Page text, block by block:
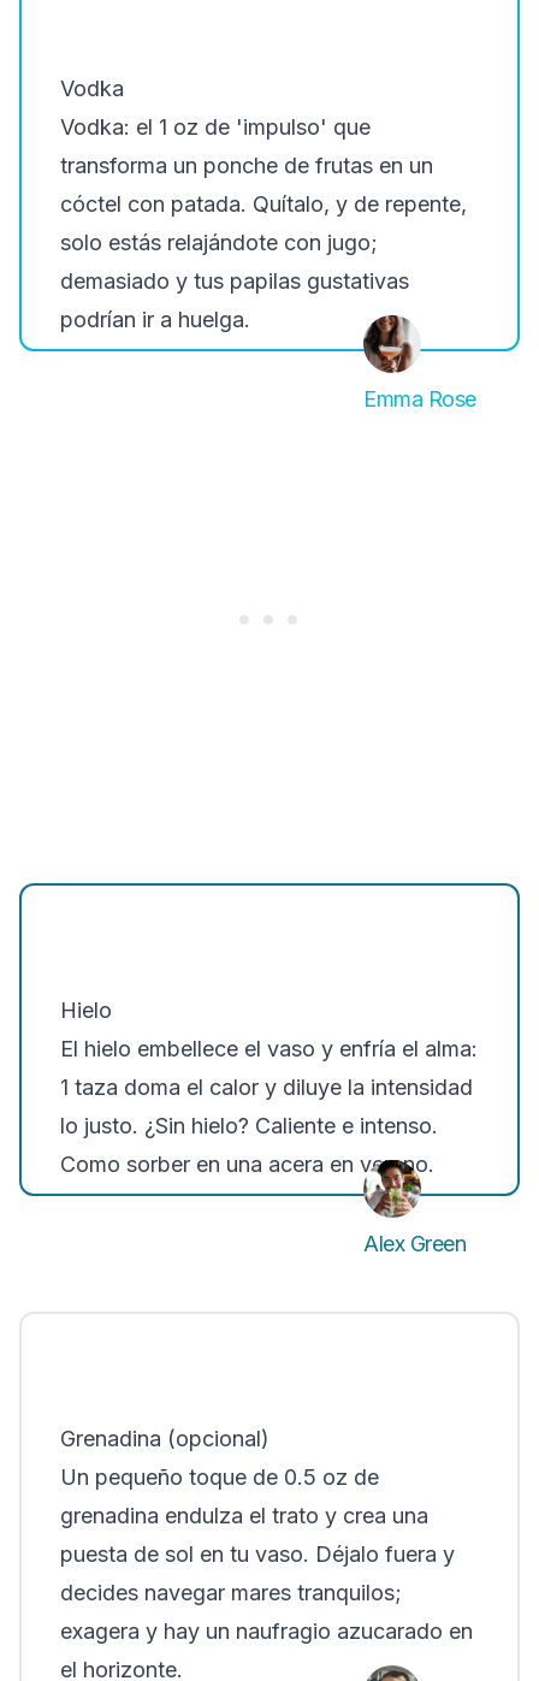
Vodka
Vodka: el 1 oz de 'impulso' que
transforma un ponche de frutas en un
cóctel con patada. Quítalo, y de repente,
solo estás relajándote con jugo;
demasiado y tus papilas gustativas
podrían ir a huelga.
Emma Rose
Hielo
El hielo embellece el vaso y enfría el alma:
1 taza doma el calor y diluye la intensidad
lo justo. ¿Sin hielo? Caliente e intenso.
Como sorber en una acera en verano.
Alex Green
Grenadina (opcional)
Un pequeño toque de 0.5 oz de
grenadina endulza el trato y crea una
puesta de sol en tu vaso. Déjalo fuera y
decides navegar mares tranquilos;
exagera y hay un naufragio azucarado en
el horizonte.